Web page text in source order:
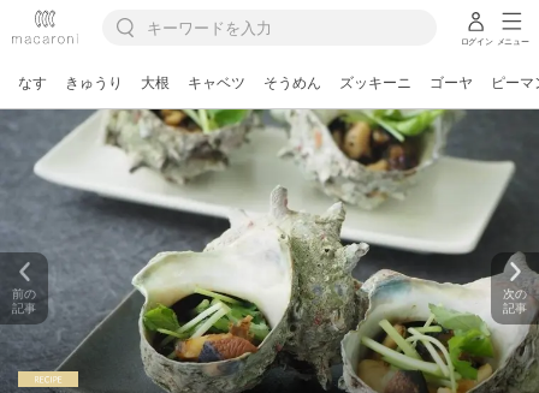
ログイン メニュー
なす きゅうり 大根 キャベツ そうめん ズッキーニ ゴーヤ ピーマ
前の
記事
次の
記事